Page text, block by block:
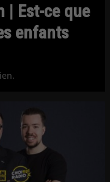
| Est-ce que
enfants